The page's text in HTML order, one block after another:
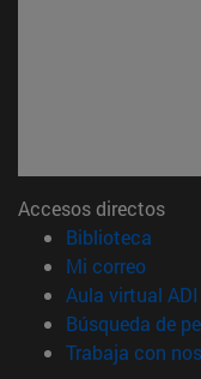
Accesos directos
Biblioteca
Mi correo(abre
Aula virtual ADI
Búsqueda de
Trabaja con